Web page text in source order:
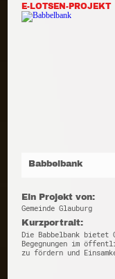
E-LOTSEN-PROJEKT
Babbelbank
Ein Projekt von:
Gemeinde Glauburg
Kurzportrait:
Die Babbelbank bietet
Begegnungen im
zu fördern und